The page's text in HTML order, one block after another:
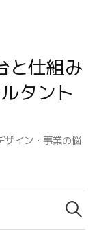
と仕組み
タント
ザイン・事業の悩
検
索: